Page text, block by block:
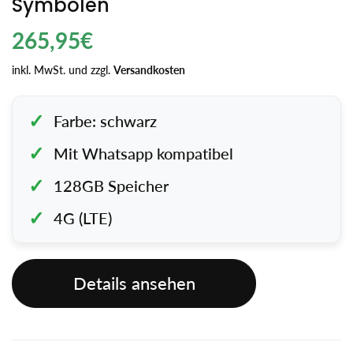
Symbolen
Regulärer
265,95€
inkl. MwSt. und zzgl. Versandkosten
Farbe: schwarz
Mit Whatsapp kompatibel
128GB Speicher
4G (LTE)
Details ansehen